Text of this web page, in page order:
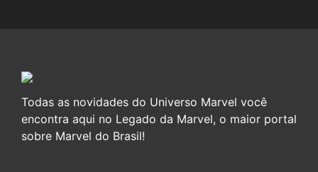
Todas as novidades do Universo Marvel você
encontra aqui no Legado da Marvel, o maior portal
sobre Marvel do Brasil!